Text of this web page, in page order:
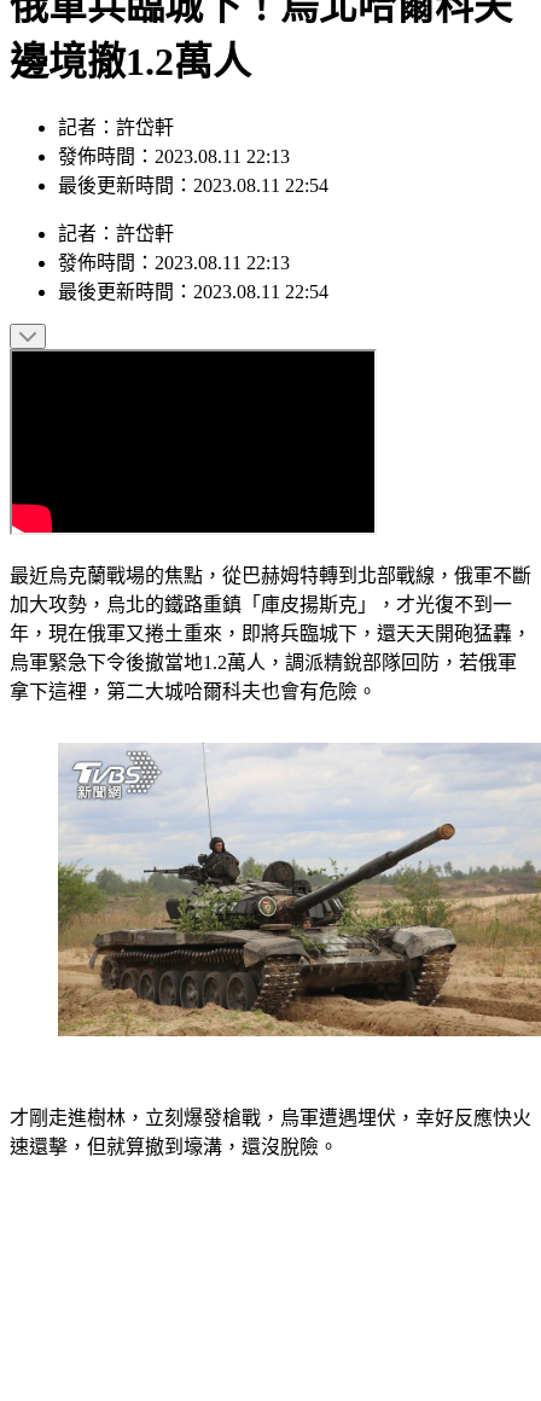
邊境撤1.2萬人
發佈時間：2023.08.11 22:13
最後更新時間：2023.08.11 22:54
發佈時間：2023.08.11 22:13
最後更新時間：2023.08.11 22:54
加大攻勢，烏北的鐵路重鎮「庫皮揚斯克」，才光復不到一
年，現在俄軍又捲土重來，即將兵臨城下，還天天開砲猛轟，
烏軍緊急下令後撤當地1.2萬人，調派精銳部隊回防，若俄軍
拿下這裡，第二大城哈爾科夫也會有危險。
速還擊，但就算撤到壕溝，還沒脫險。